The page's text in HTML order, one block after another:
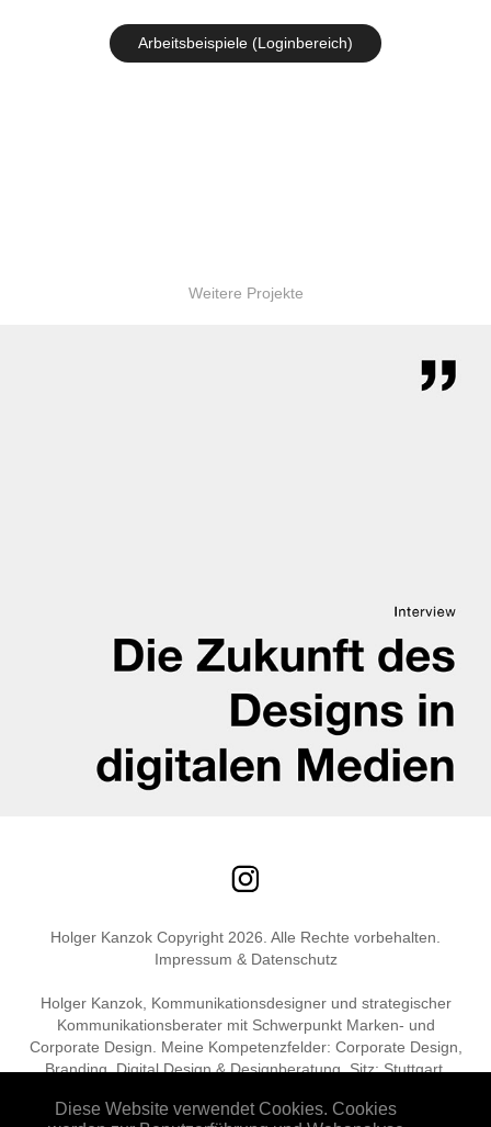
Arbeitsbeispiele (Loginbereich)
Weitere Projekte
Holger Kanzok Copyright 2026. Alle Rechte vorbehalten.
Impressum & Datenschutz
Holger Kanzok, Kommunikationsdesigner und strategischer
Kommunikationsberater mit Schwerpunkt Marken- und
Corporate Design. Meine Kompetenzfelder: Corporate Design,
Branding, Digital Design & Designberatung. Sitz: Stuttgart,
Diese Website verwendet Cookies. Cookies